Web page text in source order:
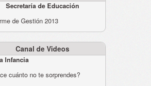
Secretaría de Educación
de Gestión 2013
Canal de Videos
Infancia
cuánto no te sorprendes?